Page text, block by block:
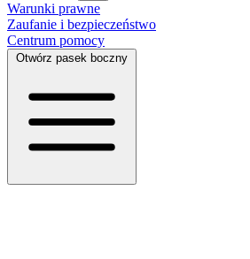
Warunki prawne
Zaufanie i bezpieczeństwo
Centrum pomocy
Otwórz pasek boczny